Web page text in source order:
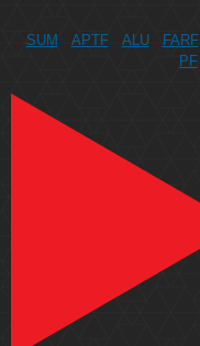
SUM APTF ALU FARF
PF